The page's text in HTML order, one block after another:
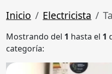
Inicio Electricista
Mostrando del 1 hasta el 1
categoría: